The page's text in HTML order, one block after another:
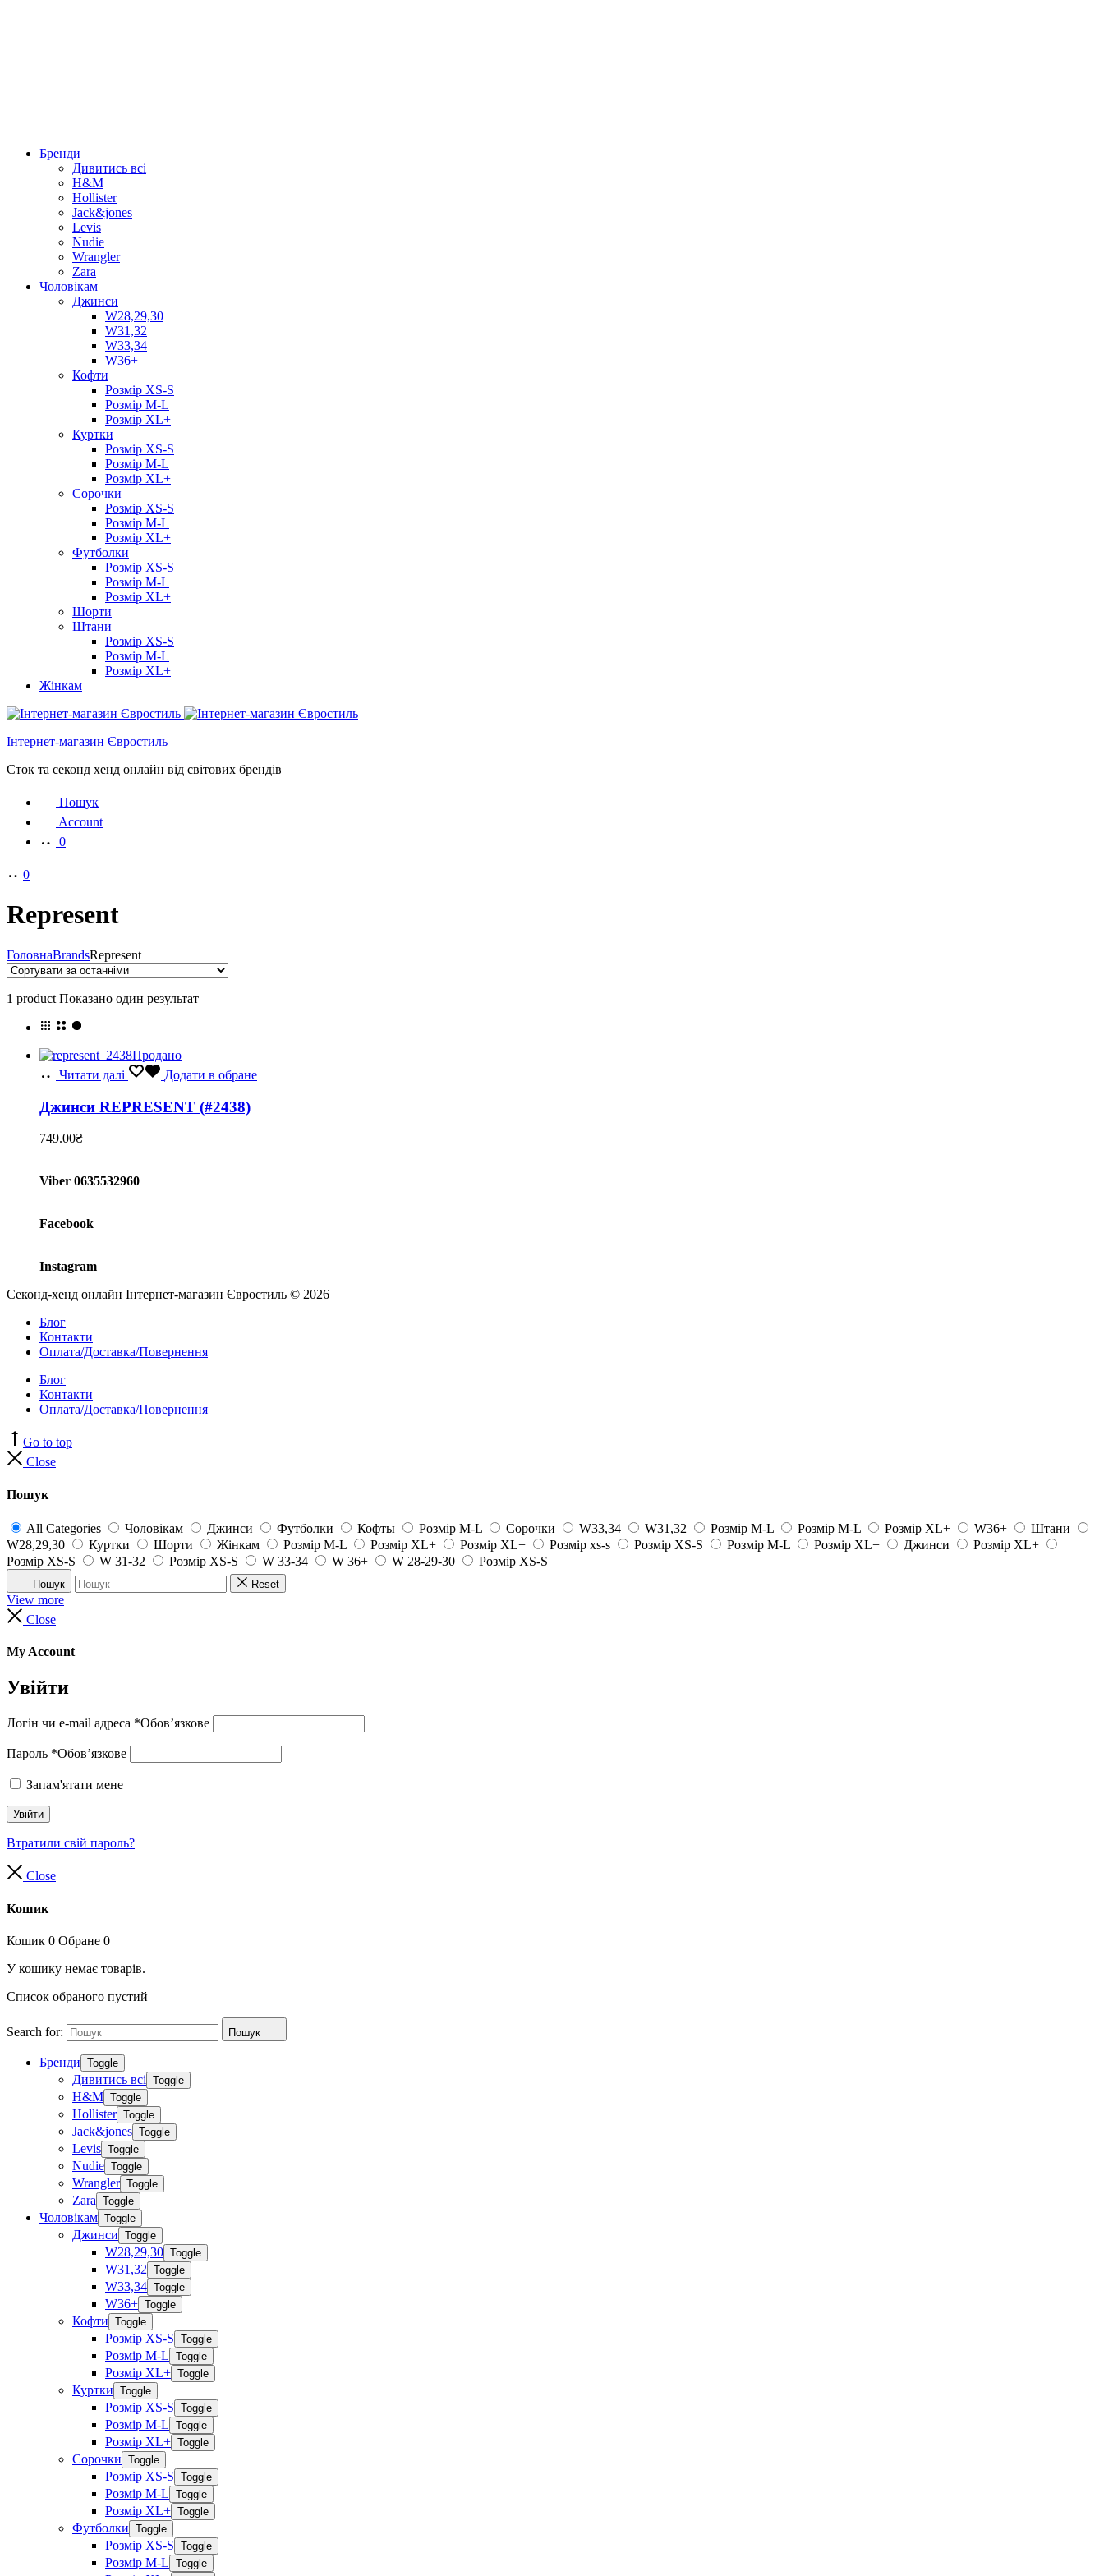
Бренди
Дивитись всі
H&M
Hollister
Jack&jones
Levis
Nudie
Wrangler
Zara
Чоловікам
Джинси
W28,29,30
W31,32
W33,34
W36+
Кофти
Розмір XS-S
Розмір M-L
Розмір XL+
Куртки
Розмір XS-S
Розмір M-L
Розмір XL+
Сорочки
Розмір XS-S
Розмір M-L
Розмір XL+
Футболки
Розмір XS-S
Розмір M-L
Розмір XL+
Шорти
Штани
Розмір XS-S
Розмір M-L
Розмір XL+
Жінкам
Інтернет-магазин Євростиль
Сток та секонд хенд онлайн від світових брендів
Пошук
Account
0
0
Represent
ГоловнаBrandsRepresent
1 product Показано один результат
Продано
Читати далі
Додати в обране
Джинси REPRESENT (#2438)
749.00₴
Viber 0635532960
Facebook
Instagram
Секонд-хенд онлайн Інтернет-магазин Євростиль © 2026
Блог
Контакти
Оплата/Доставка/Повернення
Блог
Контакти
Оплата/Доставка/Повернення
Go to top
Close
Пошук
All Categories Чоловікам Джинси Футболки Кофты Розмір M-L Сорочки W33,34 W31,32 Розмір M-L Розмір M-L Розмір XL+ W36+
Штани
W28,29,30
Куртки Шорти Жінкам Розмір M-L Розмір XL+ Розмір XL+ Розмір xs-s Розмір XS-S Розмір M-L Розмір XL+ Джинси
Розмір XL+
Розмір XS-S
W 31-32 Розмір XS-S W 33-34 W 36+ W 28-29-30 Розмір XS-S
Пошук Reset
View more
Close
My Account
Увійти
Логін чи e-mail адреса *Обов’язкове
Пароль *Обов’язкове
Запам'ятати мене
Увійти
Втратили свій пароль?
Close
Кошик
Кошик 0 Обране 0
У кошику немає товарів.
Список обраного пустий
Search for: Пошук
Бренди Toggle
Дивитись всі Toggle
H&M Toggle
Hollister Toggle
Jack&jones Toggle
Levis Toggle
Nudie Toggle
Wrangler Toggle
Zara Toggle
Чоловікам Toggle
Джинси Toggle
W28,29,30 Toggle
W31,32 Toggle
W33,34 Toggle
W36+ Toggle
Кофти Toggle
Розмір XS-S Toggle
Розмір M-L Toggle
Розмір XL+ Toggle
Куртки Toggle
Розмір XS-S Toggle
Розмір M-L Toggle
Розмір XL+ Toggle
Сорочки Toggle
Розмір XS-S Toggle
Розмір M-L Toggle
Розмір XL+ Toggle
Футболки Toggle
Розмір XS-S Toggle
Розмір M-L Toggle